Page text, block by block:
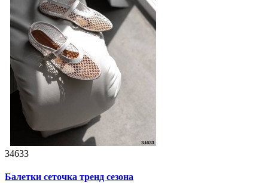
34633
Балетки сеточка тренд сезона